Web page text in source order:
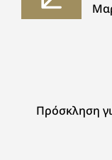
Πρόσκληση